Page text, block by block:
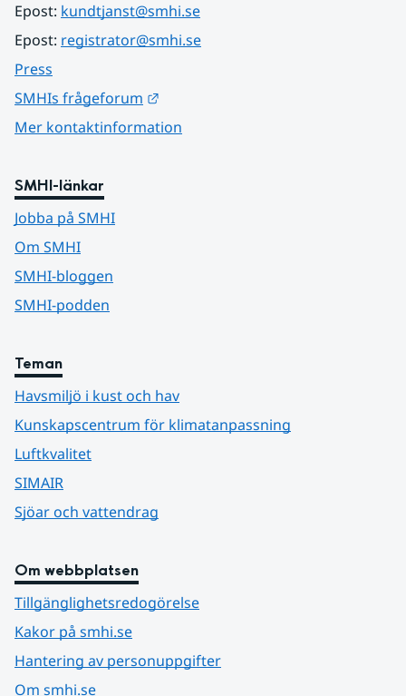
Epost: kundtjanst@smhi.se
Epost: registrator@smhi.se
Press
SMHIs frågeforum
Mer kontaktinformation
SMHI-länkar
Jobba på SMHI
Om SMHI
SMHI-bloggen
SMHI-podden
Teman
Havsmiljö i kust och hav
Kunskapscentrum för klimatanpassning
Luftkvalitet
SIMAIR
Sjöar och vattendrag
Om webbplatsen
Tillgänglighetsredogörelse
Kakor på smhi.se
Hantering av personuppgifter
Om smhi.se